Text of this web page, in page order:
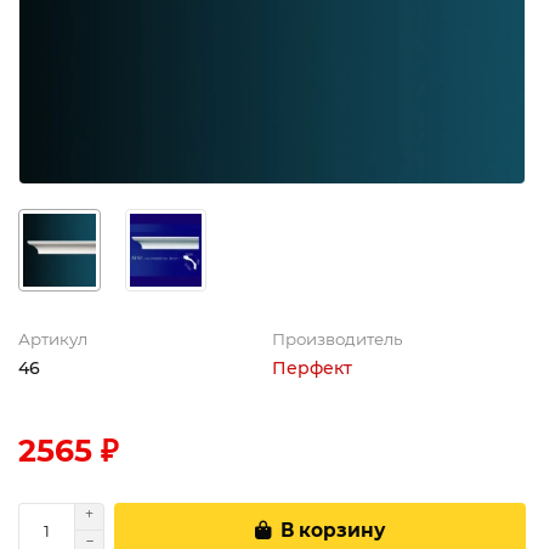
Артикул
46
Производитель
Перфект
2565 ₽
В корзину